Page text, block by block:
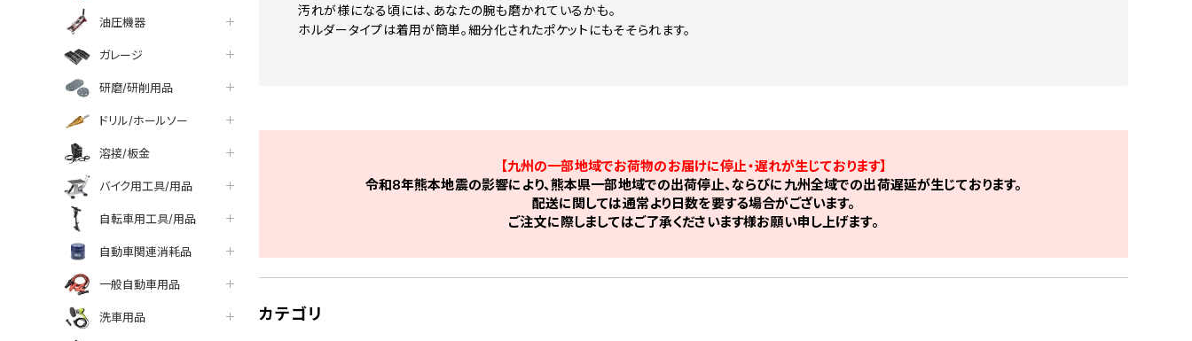
油圧機器
ガレージ
研磨/研削用品
ドリル/ホールソー
溶接/板金
バイク用工具/用品
自転車用工具/用品
自動車関連消耗品
一般自動車用品
洗車用品
汚れが様になる頃には、あなたの腕も磨かれているかも。
ホルダータイプは着用が簡単。細分化されたポケットにもそそられます。
【九州の一部地域でお荷物のお届けに停止・遅れが生じております】
令和8年熊本地震の影響により、熊本県一部地域での出荷停止、ならびに九州全域での出荷遅延が生じております。
配送に関しては通常より日数を要する場合がございます。
ご注文に際しましてはご了承くださいます様お願い申し上げます。
カテゴリ